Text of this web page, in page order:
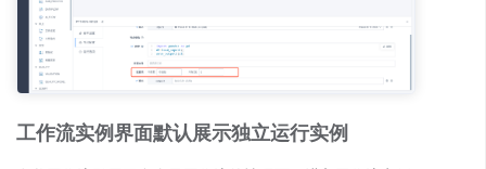
工作流实例界面默认展示独立运行实例